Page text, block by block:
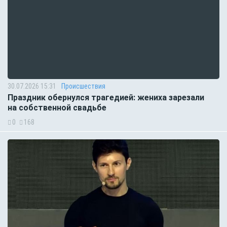
30.07.2026 15:31 Происшествия
Праздник обернулся трагедией: жениха зарезали
на собственной свадьбе
0 168